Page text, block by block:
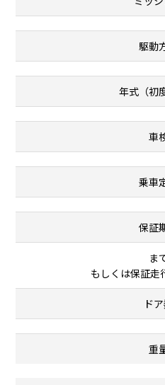
駆動
年式（初
車
乗車
保証
ま
もしくは保証走
ド
重